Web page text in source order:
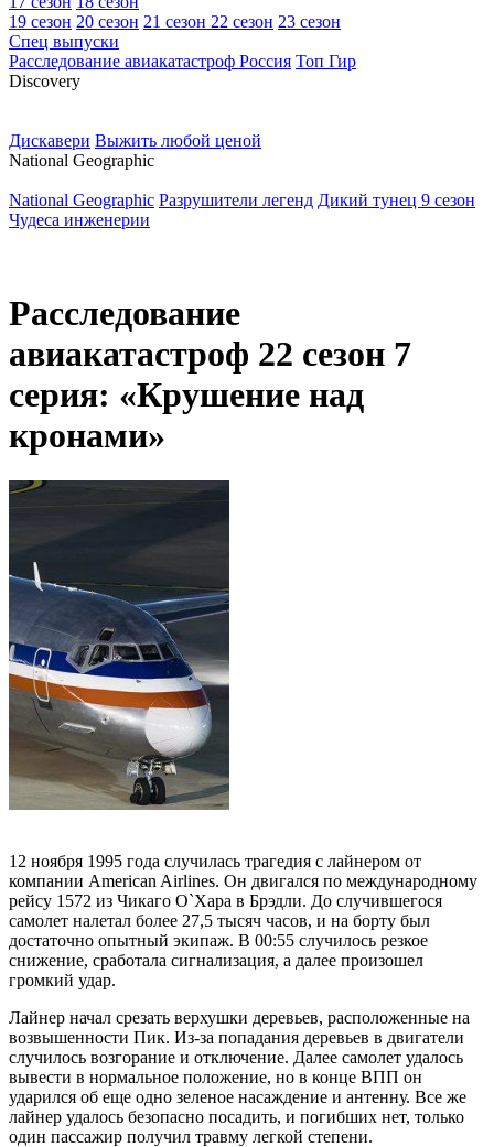
19 сезон 20 сезон 21 сезон 22 сезон 23 сезон
Спец выпуски
Расследование авиакатастроф Россия Топ Гир
Discovery
Дискавери Выжить любой ценой
National Geographic
National Geographic Разрушители легенд Дикий тунец 9 сезон
Чудеса инженерии
Расследование
авиакатастроф 22 сезон 7
серия: «Крушение над
кронами»
12 ноября 1995 года случилась трагедия с лайнером от
компании American Airlines. Он двигался по международному
рейсу 1572 из Чикаго О`Хара в Брэдли. До случившегося
самолет налетал более 27,5 тысяч часов, и на борту был
достаточно опытный экипаж. В 00:55 случилось резкое
снижение, сработала сигнализация, а далее произошел
громкий удар.
Лайнер начал срезать верхушки деревьев, расположенные на
возвышенности Пик. Из-за попадания деревьев в двигатели
случилось возгорание и отключение. Далее самолет удалось
вывести в нормальное положение, но в конце ВПП он
ударился об еще одно зеленое насаждение и антенну. Все же
лайнер удалось безопасно посадить, и погибших нет, только
один пассажир получил травму легкой степени.